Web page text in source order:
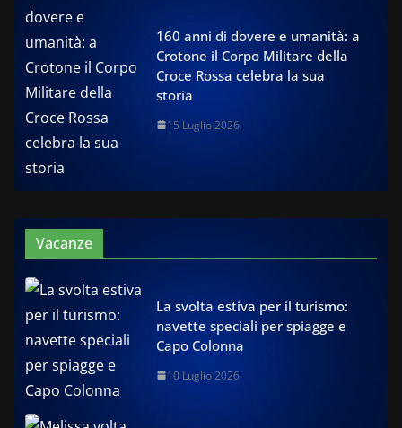
160 anni di dovere e umanità: a
Crotone il Corpo Militare della
Croce Rossa celebra la sua
storia
15 Luglio 2026
Vacanze
La svolta estiva per il turismo:
navette speciali per spiagge e
Capo Colonna
10 Luglio 2026